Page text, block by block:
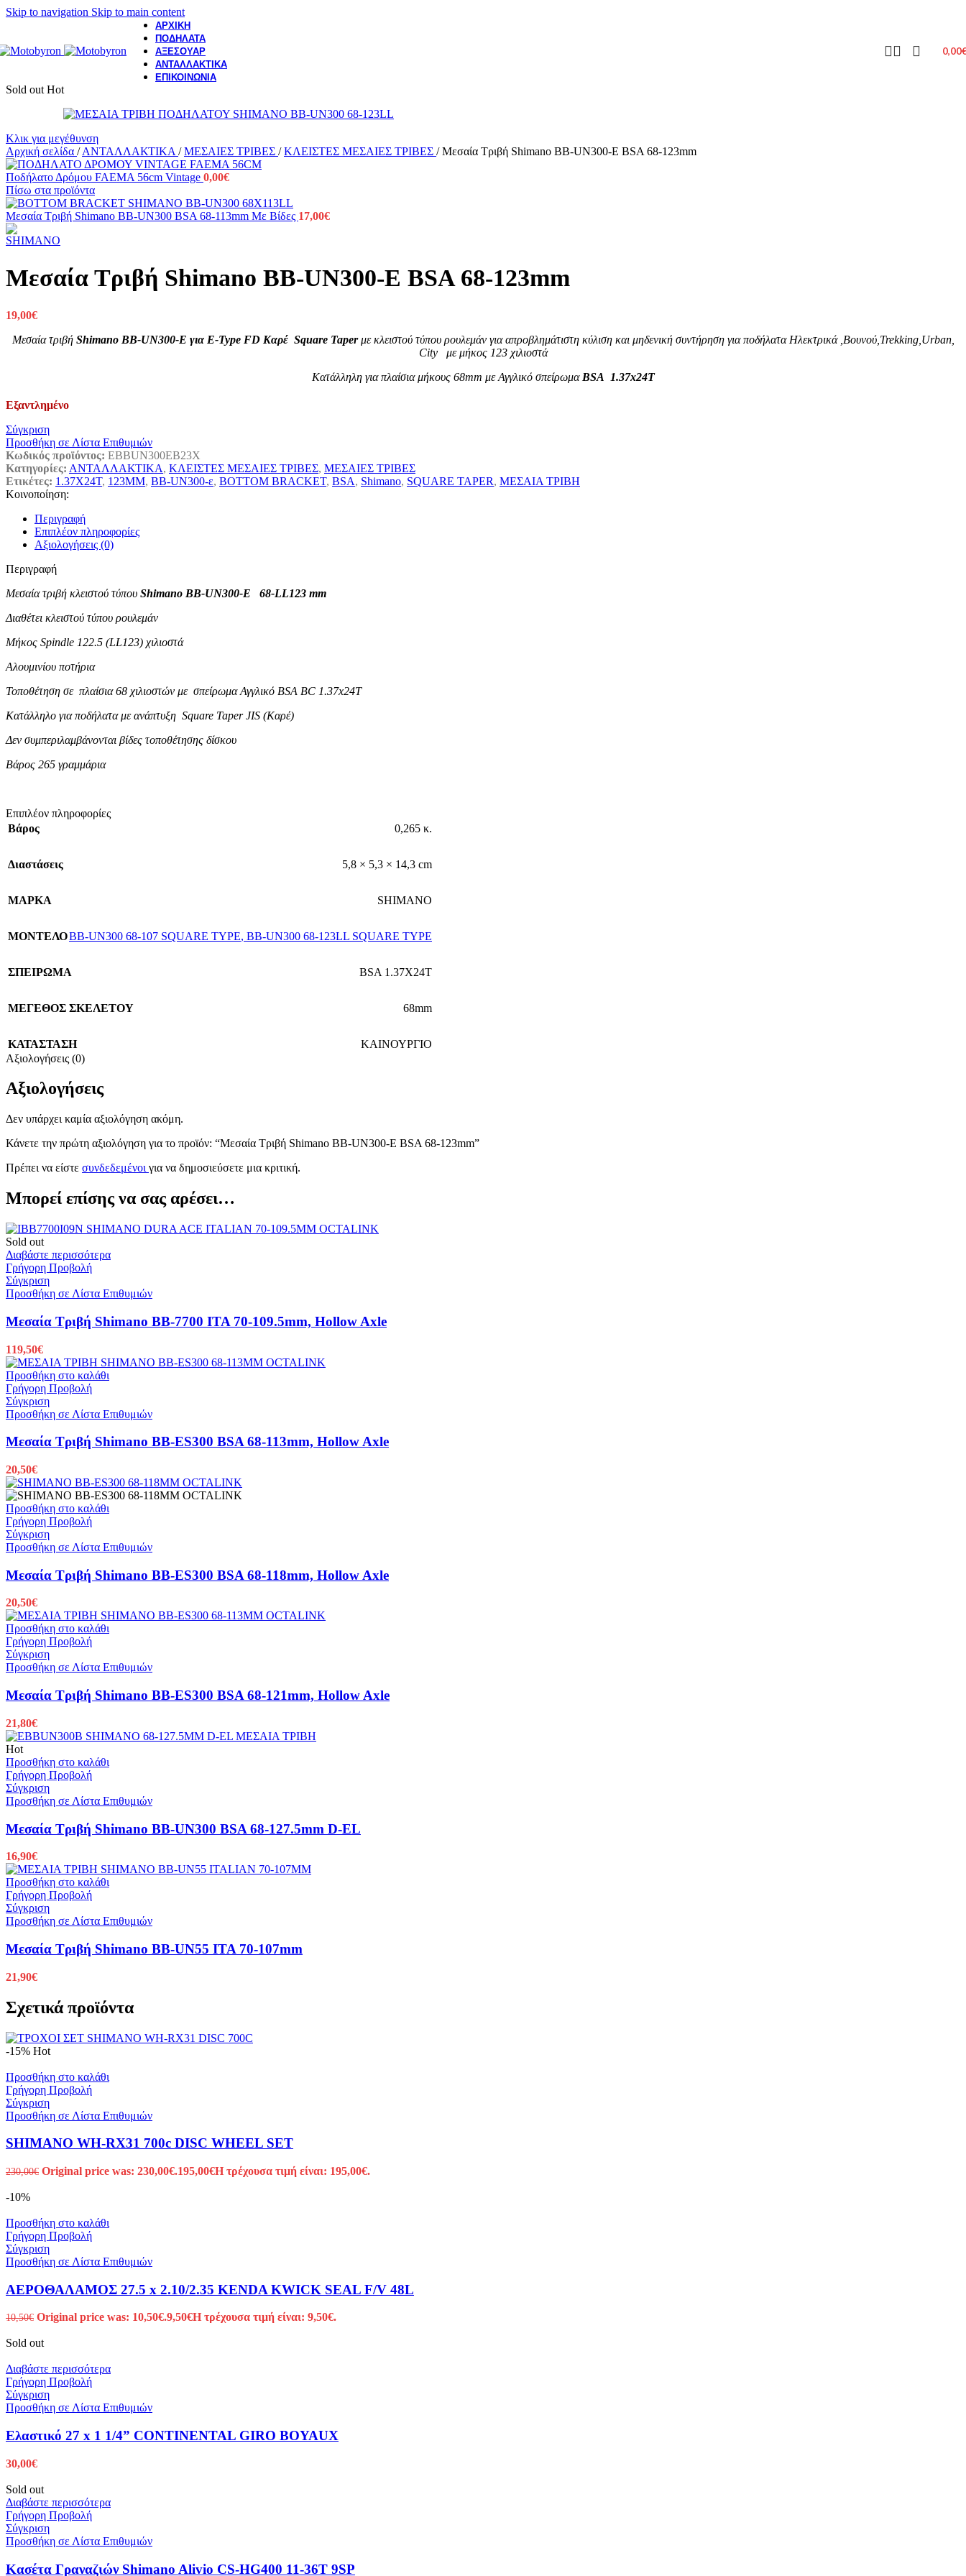
Skip to navigation Skip to main content
ΑΡΧΙΚΗ
ΠΟΔΗΛΑΤΑ
ΑΞΕΣΟΥΑΡ
ΑΝΤΑΛΛΑΚΤΙΚΑ
ΕΠΙΚΟΙΝΩΝΙΑ
0,00
Sold out Hot
Κλικ για μεγέθυνση
Αρχική σελίδα / ΑΝΤΑΛΛΑΚΤΙΚΑ / ΜΕΣΑΙΕΣ ΤΡΙΒΕΣ / ΚΛΕΙΣΤΕΣ ΜΕΣΑΙΕΣ ΤΡΙΒΕΣ / Μεσαία Τριβή Shimano BB-UN300-E BSA 68-123mm
Ποδήλατο Δρόμου FAEMA 56cm Vintage 0,00€
Πίσω στα προϊόντα
Μεσαία Τριβή Shimano BB-UN300 BSA 68-113mm Με Βίδες 17,00€
Μεσαία Τριβή Shimano BB-UN300-E BSA 68-123mm
19,00€
Μεσαία τριβή Shimano BB-UN300-E για E-Type FD Καρέ Square Taperμε κλειστού τύπου ρουλεμάν για απροβλημάτιστη κύλιση και μηδενική συντήρηση για ποδήλατα Ηλεκτρικά ,Βουνού,Trekking,Urban,
City με μήκος 123 χιλιοστά
Κατάλληλη για πλαίσια μήκους 68mm με Αγγλικό σπείρωμα BSA 1.37x24T
Εξαντλημένο
Σύγκριση
Προσθήκη σε Λίστα Επιθυμιών
Κωδικός προϊόντος: EBBUN300EB23X
Κατηγορίες: ΑΝΤΑΛΛΑΚΤΙΚΑ, ΚΛΕΙΣΤΕΣ ΜΕΣΑΙΕΣ ΤΡΙΒΕΣ, ΜΕΣΑΙΕΣ ΤΡΙΒΕΣ
Ετικέτες: 1.37X24T, 123MM, BB-UN300-ε, BOTTOM BRACKET, BSA, Shimano, SQUARE TAPER, ΜΕΣΑΙΑ ΤΡΙΒΗ
Κοινοποίηση:
Περιγραφή
Επιπλέον πληροφορίες
Αξιολογήσεις (0)
Περιγραφή
Μεσαία τριβή κλειστού τύπου Shimano BB-UN300-E 68-LL123 mm
Διαθέτει κλειστού τύπου ρουλεμάν
Μήκος Spindle 122.5 (LL123) χιλιοστά
Αλουμινίου ποτήρια
Τοποθέτηση σε πλαίσια 68 χιλιοστών με σπείρωμα Αγγλικό BSA BC 1.37x24T
Κατάλληλο για ποδήλατα με ανάπτυξη Square Taper JIS (Καρέ)
Δεν συμπεριλαμβάνονται βίδες τοποθέτησης δίσκου
Βάρος 265 γραμμάρια
Επιπλέον πληροφορίες
Βάρος
0,265 κ.
Διαστάσεις 5,8 × 5,3 × 14,3 cm
ΜΑΡΚΑ SHIMANO
ΜΟΝΤΕΛΟBB-UN300 68-107 SQUARE TYPE, BB-UN300 68-123LL SQUARE TYPE
ΣΠΕΙΡΩΜΑ BSA 1.37X24T
ΜΕΓΕΘΟΣ ΣΚΕΛΕΤΟΥ 68mm
ΚΑΤΑΣΤΑΣΗ
ΚΑΙΝΟΥΡΓΙΟ
Αξιολογήσεις (0)
Αξιολογήσεις
Δεν υπάρχει καμία αξιολόγηση ακόμη.
Κάνετε την πρώτη αξιολόγηση για το προϊόν: “Μεσαία Τριβή Shimano BB-UN300-E BSA 68-123mm”
Πρέπει να είστε συνδεδεμένοι για να δημοσιεύσετε μια κριτική.
Μπορεί επίσης να σας αρέσει…
Sold out
Διαβάστε περισσότερα
Γρήγορη Προβολή
Σύγκριση
Προσθήκη σε Λίστα Επιθυμιών
Μεσαία Τριβή Shimano BB-7700 ITA 70-109.5mm, Hollow Axle
119,50€
Προσθήκη στο καλάθι
Γρήγορη Προβολή
Σύγκριση
Προσθήκη σε Λίστα Επιθυμιών
Μεσαία Τριβή Shimano BB-ES300 BSA 68-113mm, Hollow Axle
20,50€
Προσθήκη στο καλάθι
Γρήγορη Προβολή
Σύγκριση
Προσθήκη σε Λίστα Επιθυμιών
Μεσαία Τριβή Shimano BB-ES300 BSA 68-118mm, Hollow Axle
20,50€
Προσθήκη στο καλάθι
Γρήγορη Προβολή
Σύγκριση
Προσθήκη σε Λίστα Επιθυμιών
Μεσαία Τριβή Shimano BB-ES300 BSA 68-121mm, Hollow Axle
21,80€
Hot
Προσθήκη στο καλάθι
Γρήγορη Προβολή
Σύγκριση
Προσθήκη σε Λίστα Επιθυμιών
Μεσαία Τριβή Shimano BB-UN300 BSA 68-127.5mm D-EL
16,90€
Προσθήκη στο καλάθι
Γρήγορη Προβολή
Σύγκριση
Προσθήκη σε Λίστα Επιθυμιών
Μεσαία Τριβή Shimano BB-UN55 ITA 70-107mm
21,90€
Σχετικά προϊόντα
-15% Hot
Προσθήκη στο καλάθι
Γρήγορη Προβολή
Σύγκριση
Προσθήκη σε Λίστα Επιθυμιών
SHIMANO WH-RX31 700c DISC WHEEL SET
230,00€ Original price was: 230,00€.195,00€Η τρέχουσα τιμή είναι: 195,00€.
-10%
Προσθήκη στο καλάθι
Γρήγορη Προβολή
Σύγκριση
Προσθήκη σε Λίστα Επιθυμιών
ΑΕΡΟΘΑΛΑΜΟΣ 27.5 x 2.10/2.35 KENDA KWICK SEAL F/V 48L
10,50€ Original price was: 10,50€.9,50€Η τρέχουσα τιμή είναι: 9,50€.
Sold out
Διαβάστε περισσότερα
Γρήγορη Προβολή
Σύγκριση
Προσθήκη σε Λίστα Επιθυμιών
Ελαστικό 27 x 1 1/4” CONTINENTAL GIRO BOYAUX
30,00€
Sold out
Διαβάστε περισσότερα
Γρήγορη Προβολή
Σύγκριση
Προσθήκη σε Λίστα Επιθυμιών
Κασέτα Γραναζιών Shimano Alivio CS-HG400 11-36T 9SP